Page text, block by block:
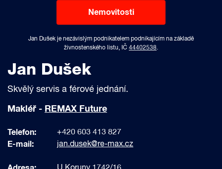
Nemovitosti
Jan Dušek je nezávislým podnikatelem podnikajícím na základě
živnostenského listu, IČ 44402538.
Jan Dušek
Skvělý servis a férové jednání.
Makléř - REMAX Future
Telefon:
+420 603 413 827
E-mail:
jan.dusek@re-max.cz